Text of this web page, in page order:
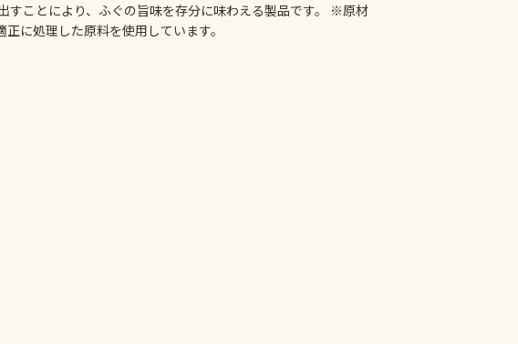
すことにより、ふぐの旨味を存分に味わえる製品です。 ※原材
に処理した原料を使用しています。